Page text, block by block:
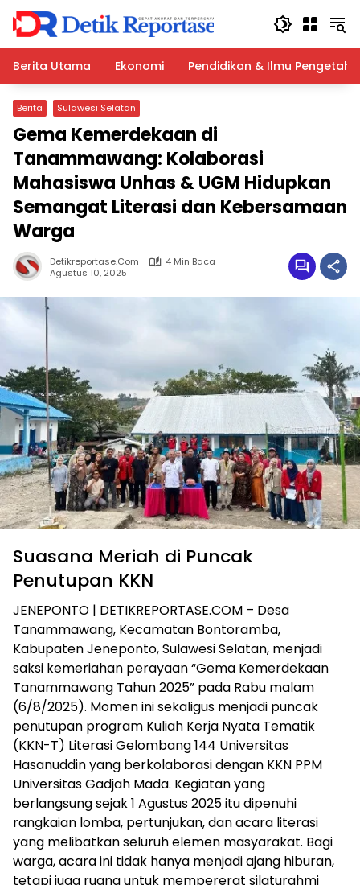
Langsung
konten
Berita Utama
Ekonomi Pendidikan & Ilmu
Berita Sulawesi Selatan
Gema Kemerdekaan di
Tanammawang: Kolaborasi
Mahasiswa Unhas & UGM Hidupkan
Semangat Literasi dan Kebersamaan
Warga
Detikreportase.com
4 Min Baca
Agustus 10, 2025
Suasana Meriah di Puncak
Penutupan KKN
JENEPONTO | DETIKREPORTASE.COM – Desa
Tanammawang, Kecamatan Bontoramba,
Kabupaten Jeneponto, Sulawesi Selatan, menjadi
saksi kemeriahan perayaan “Gema Kemerdekaan
Tanammawang Tahun 2025” pada Rabu malam
(6/8/2025). Momen ini sekaligus menjadi puncak
penutupan program Kuliah Kerja Nyata Tematik
(KKN-T) Literasi Gelombang 144 Universitas
Hasanuddin yang berkolaborasi dengan KKN PPM
Universitas Gadjah Mada. Kegiatan yang
berlangsung sejak 1 Agustus 2025 itu dipenuhi
rangkaian lomba, pertunjukan, dan acara literasi
yang melibatkan seluruh elemen masyarakat. Bagi
warga, acara ini tidak hanya menjadi ajang hiburan,
tetapi juga ruang untuk mempererat silaturahmi